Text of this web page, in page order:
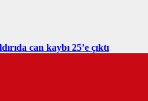
can kaybı 25’e çıktı